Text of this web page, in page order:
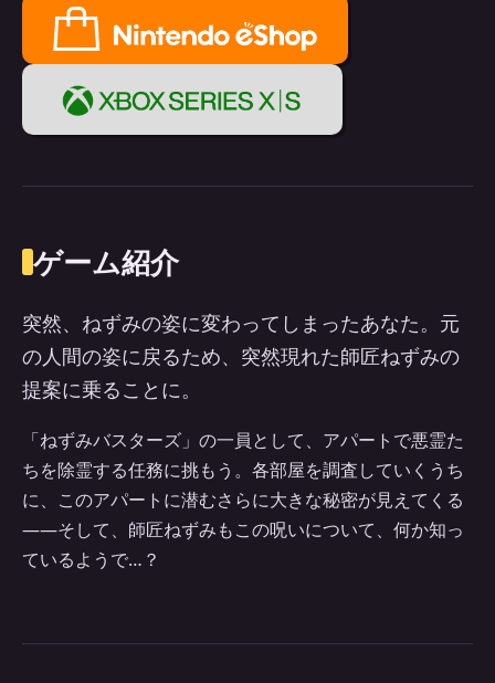
ゲーム紹介
突然、ねずみの姿に変わってしまったあなた。元
の人間の姿に戻るため、突然現れた師匠ねずみの
提案に乗ることに。
「ねずみバスターズ」の一員として、アパートで悪霊た
ちを除霊する任務に挑もう。各部屋を調査していくうち
に、このアパートに潜むさらに大きな秘密が見えてくる
――そして、師匠ねずみもこの呪いについて、何か知っ
ているようで…？